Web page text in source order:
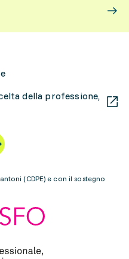
della professione,
(CDPE) e con il sostegno